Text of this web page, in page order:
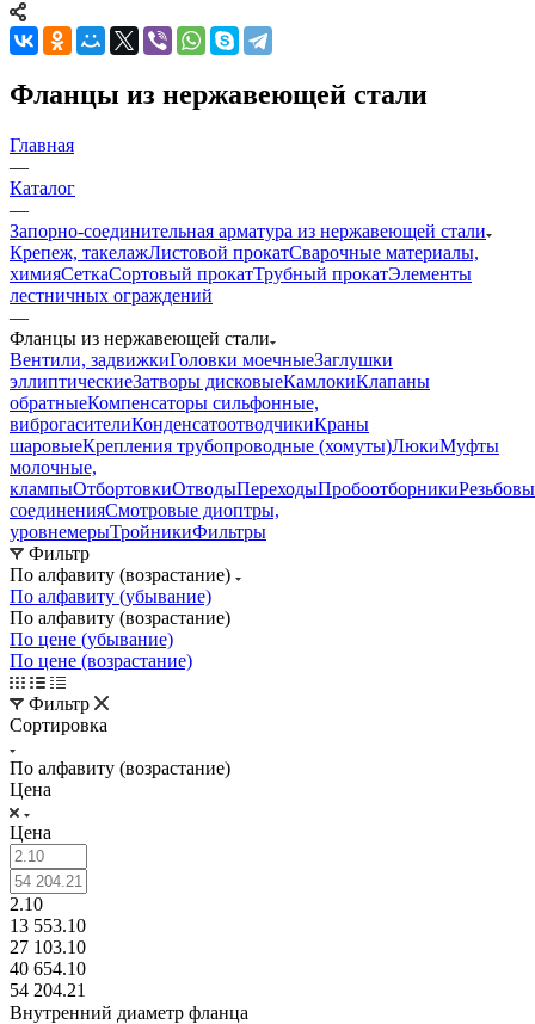
Фланцы из нержавеющей стали
Главная
—
Каталог
—
Запорно-соединительная арматура из нержавеющей стали
Крепеж, такелажЛистовой прокатСварочные материалы,
химияСеткаСортовый прокатТрубный прокатЭлементы
лестничных ограждений
—
Фланцы из нержавеющей стали
Вентили, задвижкиГоловки моечныеЗаглушки
эллиптическиеЗатворы дисковыеКамлокиКлапаны
обратныеКомпенсаторы сильфонные,
виброгасителиКонденсатоотводчикиКраны
шаровыеКрепления трубопроводные (хомуты)ЛюкиМуфты
молочные,
клампыОтбортовкиОтводыПереходыПробоотборники
соединенияСмотровые диоптры,
уровнемерыТройникиФильтры
Фильтр
По алфавиту (возрастание)
По алфавиту (убывание)
По алфавиту (возрастание)
По цене (убывание)
По цене (возрастание)
Фильтр
Сортировка
По алфавиту (возрастание)
Цена
Цена
2.10
13 553.10
27 103.10
40 654.10
54 204.21
Внутренний диаметр фланца